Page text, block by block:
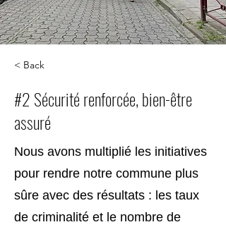
< Back
#2 Sécurité renforcée, bien-être
assuré
Nous avons multiplié les initiatives
pour rendre notre commune plus
sûre avec des résultats : les taux
de criminalité et le nombre de